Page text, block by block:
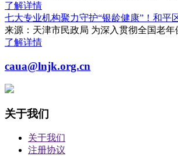
了解详情
七大专业机构聚力守护“银龄健康”！和平
来源：天津市民政局 为深入贯彻全国老
了解详情
caua@lnjk.org.cn
关于我们
关于我们
注册协议